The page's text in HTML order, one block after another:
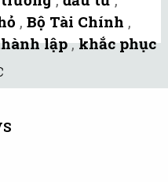
, Bộ Tài Chính ,
lập,khắc phục